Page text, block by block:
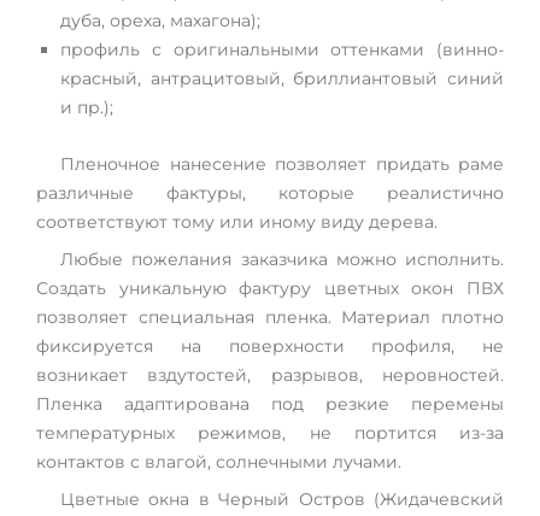
дуба, ореха, махагона);
профиль с оригинальными оттенками (винно-
красный, антрацитовый, бриллиантовый синий
и пр.);
Пленочное нанесение позволяет придать раме
различные фактуры, которые реалистично
соответствуют тому или иному виду дерева.
Любые пожелания заказчика можно исполнить.
Создать уникальную фактуру цветных окон ПВХ
позволяет специальная пленка. Материал плотно
фиксируется на поверхности профиля, не
возникает вздутостей, разрывов, неровностей.
Пленка адаптирована под резкие перемены
температурных режимов, не портится из-за
контактов с влагой, солнечными лучами.
Цветные окна в Черный Остров (Жидачевский